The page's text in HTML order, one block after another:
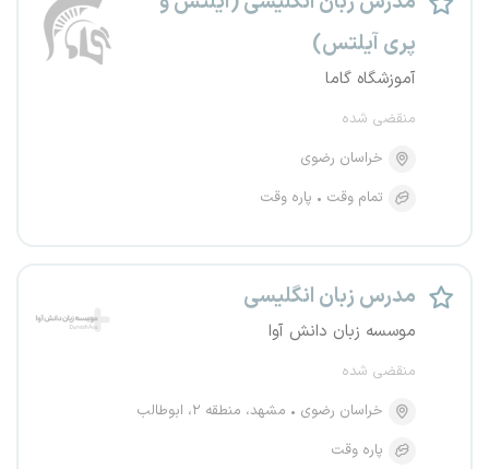
پری آیلتس)
آموزشگاه گاما
منقضی شده
خراسان رضوی
تمام وقت
پاره وقت
مدرس زبان انگلیسی
موسسه زبان دانش آوا
منقضی شده
خراسان رضوی
مشهد، منطقه ۲، ابوطالب
پاره وقت